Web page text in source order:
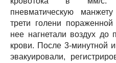
пневматическую
трети голени
нее нагнетали воздух до
крови. После 3-минутной
эвакуировали,